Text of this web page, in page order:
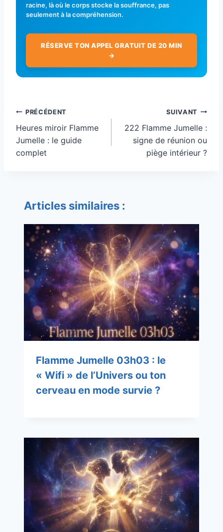
racine, là où le corps stocke la souffrance, pas
seulement à la compréhension.
RÉSERVE TON APPEL GRATUIT DE 20 MIN
→
Navigation
de
l’article
PRÉCÉDENT
Heures miroir Flamme
Jumelle : le guide
complet
SUIVANT
222 Flamme Jumelle :
signe de réunion ou
piège intérieur ?
Articles similaires :
Flamme Jumelle 03h03 : le
« Wifi » de l’Univers ou ton
cerveau en mode survie ?